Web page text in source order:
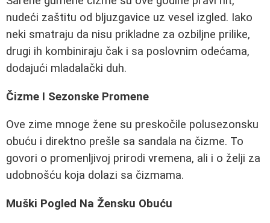
nudeći zaštitu od bljuzgavice uz vesel izgled. Iako
neki smatraju da nisu prikladne za ozbiljne prilike,
drugi ih kombiniraju čak i sa poslovnim odećama,
dodajući mladalački duh.
Čizme I Sezonske Promene
Ove zime mnoge žene su preskočile polusezonsku
obuću i direktno prešle sa sandala na čizme. To
govori o promenljivoj prirodi vremena, ali i o želji za
udobnošću koja dolazi sa čizmama.
Muški Pogled Na Žensku Obuću